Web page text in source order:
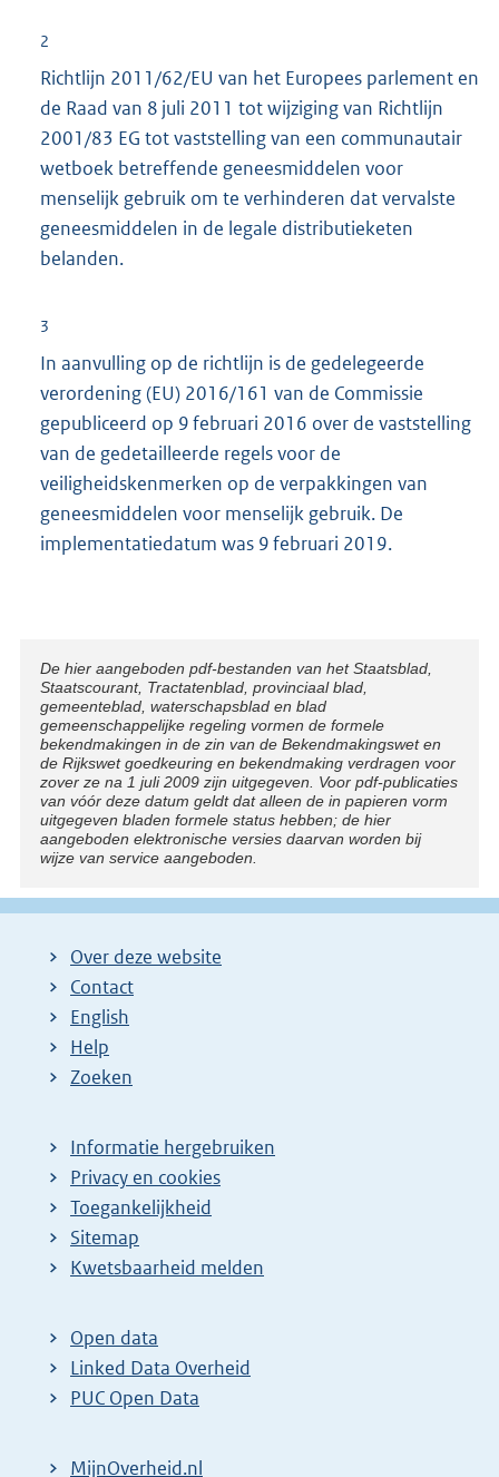
2
Richtlijn 2011/62/EU van het Europees parlement en
de Raad van 8 juli 2011 tot wijziging van Richtlijn
2001/83 EG tot vaststelling van een communautair
wetboek betreffende geneesmiddelen voor
menselijk gebruik om te verhinderen dat vervalste
geneesmiddelen in de legale distributieketen
belanden.
3
In aanvulling op de richtlijn is de gedelegeerde
verordening (EU) 2016/161 van de Commissie
gepubliceerd op 9 februari 2016 over de vaststelling
van de gedetailleerde regels voor de
veiligheidskenmerken op de verpakkingen van
geneesmiddelen voor menselijk gebruik. De
implementatiedatum was 9 februari 2019.
Disclaimer
De hier aangeboden pdf-bestanden van het Staatsblad,
Staatscourant, Tractatenblad, provinciaal blad,
gemeenteblad, waterschapsblad en blad
gemeenschappelijke regeling vormen de formele
bekendmakingen in de zin van de Bekendmakingswet en
de Rijkswet goedkeuring en bekendmaking verdragen voor
zover ze na 1 juli 2009 zijn uitgegeven. Voor pdf-publicaties
van vóór deze datum geldt dat alleen de in papieren vorm
uitgegeven bladen formele status hebben; de hier
aangeboden elektronische versies daarvan worden bij
wijze van service aangeboden.
Over deze website
Contact
English
Help
Zoeken
Informatie hergebruiken
Privacy en cookies
Toegankelijkheid
Sitemap
E
t
e
r
Kwetsbaarheid melden
Open data
Linked Data Overheid
PUC Open Data
MijnOverheid.nl